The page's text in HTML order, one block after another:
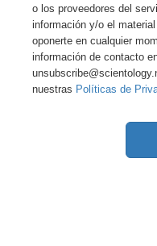
o los proveedores del
información y/o el
oponerte en cualquier
información de contacto
nuestras Políticas de